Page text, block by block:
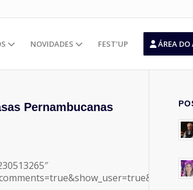
NOVIDADES FEST’UP ÁREA DO
Pernambucanas